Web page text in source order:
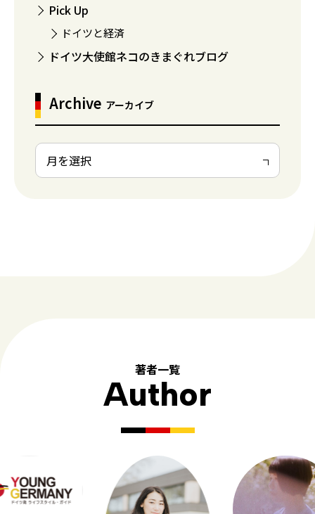
Pick Up
ドイツと経済
ドイツ大使館ネコのきまぐれブログ
Archive アーカイブ
著者一覧
Author